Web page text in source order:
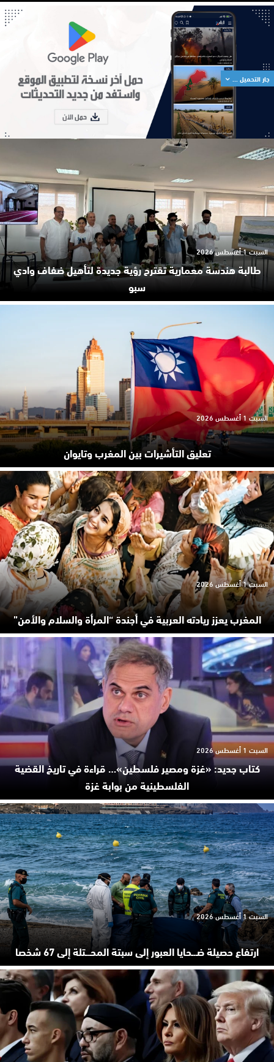
طالبة هندسة معمارية تقترح رؤية جديدة لتأهيل ضفاف وادي
سبو
السبت 1 أغسطس 2026
تعليق التأشيرات بين المغرب وتايوان
السبت 1 أغسطس 2026
المغرب يعزز ريادته العربية في أجندة “المرأة والسلام والأمن”
السبت 1 أغسطس 2026
كتاب جديد: «غزة ومصير فلسطين»… قراءة في تاريخ القضية
الفلسطينية من بوابة غزة
السبت 1 أغسطس 2026
ارتفاع حصيلة ضـ.ـحايا العبور إلى سبتة المحـ.ـتلة إلى 67 شخصا
السبت 1 أغسطس 2026
جار التحميل ...